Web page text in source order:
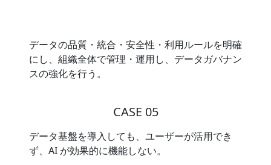
データの品質・統合・安全性・利用ルールを明確
にし、組織全体で管理・運用し、データガバナン
スの強化を行う。
CASE 05
データ基盤を導入しても、ユーザーが活用でき
ず、AI が効果的に機能しない。